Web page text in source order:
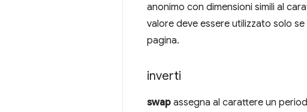
anonimo con dimensioni simili al
valore deve essere utilizzato solo
pagina.
inverti
swap assegna al carattere un